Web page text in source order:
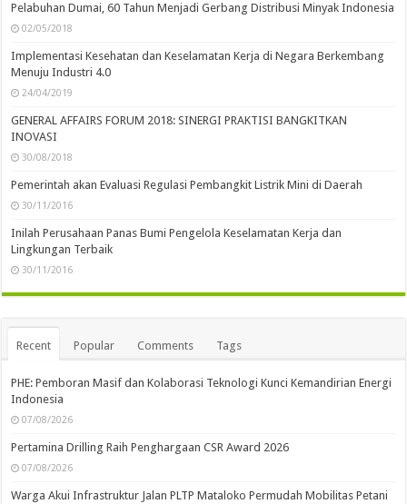
Pelabuhan Dumai, 60 Tahun Menjadi Gerbang Distribusi Minyak Indonesia
02/05/2018
Implementasi Kesehatan dan Keselamatan Kerja di Negara Berkembang
Menuju Industri 4.0
24/04/2019
GENERAL AFFAIRS FORUM 2018: SINERGI PRAKTISI BANGKITKAN
INOVASI
30/08/2018
Pemerintah akan Evaluasi Regulasi Pembangkit Listrik Mini di Daerah
30/11/2016
Inilah Perusahaan Panas Bumi Pengelola Keselamatan Kerja dan
Lingkungan Terbaik
30/11/2016
Recent Popular Comments Tags
PHE: Pemboran Masif dan Kolaborasi Teknologi Kunci Kemandirian Energi
Indonesia
07/08/2026
Pertamina Drilling Raih Penghargaan CSR Award 2026
07/08/2026
Warga Akui Infrastruktur Jalan PLTP Mataloko Permudah Mobilitas Petani